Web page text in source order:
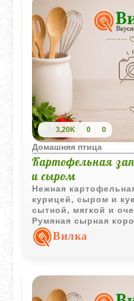
3,20K 0 0
Домашняя птица
Картофельная
и сыром
Нежная
курицей, сыром и
сытной, мягкой и
Румяная сырная
особенно
Вилка